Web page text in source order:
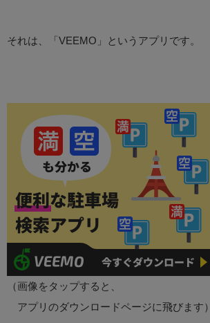
それは、「VEEMO」というアプリです。
（画像をタップすると、
アプリのダウンロードページに飛びます）